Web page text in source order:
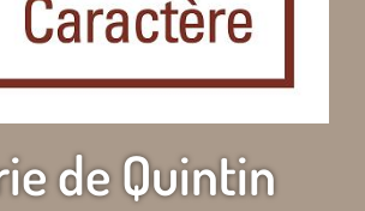
de Quintin